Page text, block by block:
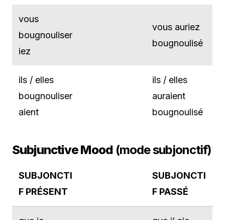
vous
bougnouliser
iez
vous auriez
bougnoulisé
ils / elles
bougnouliser
aient
ils / elles
auraient
bougnoulisé
Subjunctive Mood(mode subjonctif)
SUBJONCTI
F PRÉSENT
SUBJONCTI
F PASSÉ